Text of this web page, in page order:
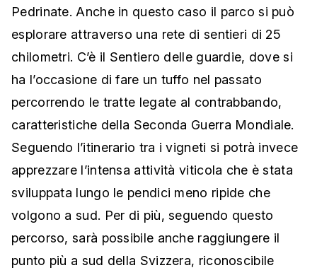
Pedrinate. Anche in questo caso il parco si può
esplorare attraverso una rete di sentieri di 25
chilometri. C’è il Sentiero delle guardie, dove si
ha l’occasione di fare un tuffo nel passato
percorrendo le tratte legate al contrabbando,
caratteristiche della Seconda Guerra Mondiale.
Seguendo l’itinerario tra i vigneti si potrà invece
apprezzare l’intensa attività viticola che è stata
sviluppata lungo le pendici meno ripide che
volgono a sud. Per di più, seguendo questo
percorso, sarà possibile anche raggiungere il
punto più a sud della Svizzera, riconoscibile